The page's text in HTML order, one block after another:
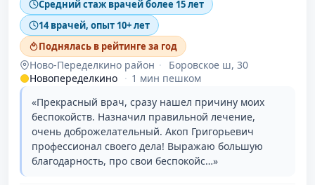
Средний стаж врачей более 15 лет
14 врачей, опыт 10+ лет
Поднялась в рейтинге за год
Ново-Переделкино район ·
Боровское ш, 30
Новопеределкино · 1 мин пешком
«Прекрасный врач, сразу нашел причину моих
беспокойств. Назначил правильной лечение,
очень доброжелательный. Акоп Григорьевич
профессионал своего дела! Выражаю большую
благодарность, про свои беспокойс…»